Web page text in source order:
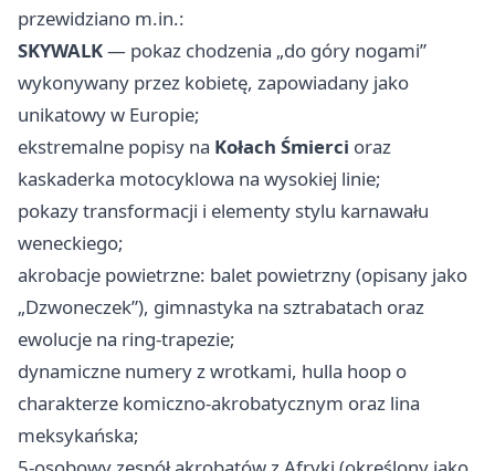
przewidziano m.in.:
SKYWALK— pokaz chodzenia „do góry nogami”
wykonywany przez kobietę, zapowiadany jako
unikatowy w Europie;
ekstremalne popisy na Kołach Śmierci oraz
kaskaderka motocyklowa na wysokiej linie;
pokazy transformacji i elementy stylu karnawału
weneckiego;
akrobacje powietrzne: balet powietrzny (opisany jako
„Dzwoneczek”), gimnastyka na sztrabatach oraz
ewolucje na ring-trapezie;
dynamiczne numery z wrotkami, hulla hoop o
charakterze komiczno-akrobatycznym oraz lina
meksykańska;